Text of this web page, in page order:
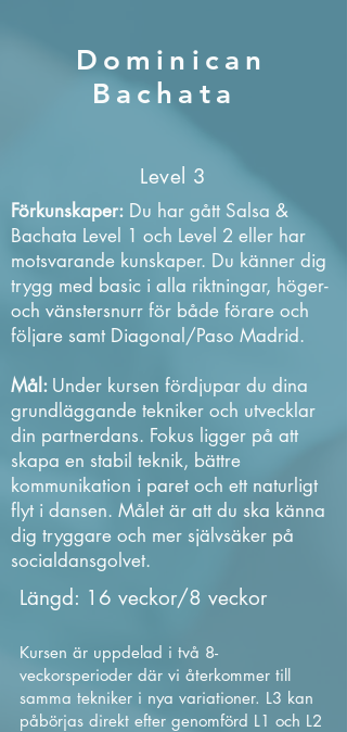
Dominican
Bachata
Level 3
Förkunskaper: Du har gått Salsa &
Bachata Level 1 och Level 2 eller har
motsvarande kunskaper. Du känner dig
trygg med basic i alla riktningar, höger-
och vänstersnurr för både förare och
följare samt Diagonal/Paso Madrid.
Mål: Under kursen fördjupar du dina
grundläggande tekniker och utvecklar
din partnerdans. Fokus ligger på att
skapa en stabil teknik, bättre
kommunikation i paret och ett naturligt
flyt i dansen. Målet är att du ska känna
dig tryggare och mer självsäker på
socialdansgolvet.
Längd: 16 veckor/8 veckor
Kursen är uppdelad i två 8-
veckorsperioder där vi återkommer till
samma tekniker i nya variationer. L3 kan
påbörjas direkt efter genomförd L1 och L2